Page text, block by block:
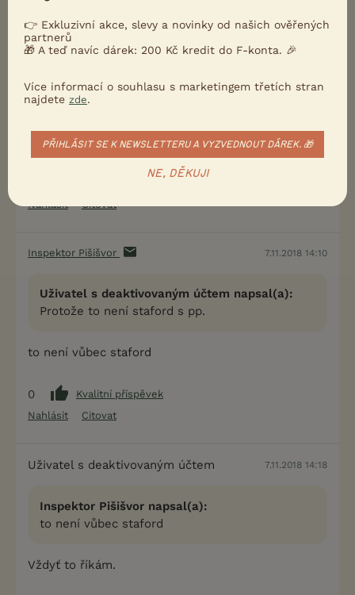
Uživatel s deaktivovaným účtem
polárka.15 napsal(a):
ani neprohlížela.
A to já dělám vždycky jako první
Nahlásit
Citovat
Inspektor Pišišvor 7.11.2018 14:10
Uživatel s deaktivovaným účtem napsal(a):
Protože to není staford s pp.
to není vůbec staford
0
Kvalitní příspěvek
Nahlásit
Citovat
Uživatel s deaktivovaným účtem 7.11.2018 14:18
Inspektor Pišišvor napsal(a):
to není vůbec staford
Vždyť to říkám.
👉 Exkluzivní akce, slevy a novinky od našich ověřených
partnerů
🎁 A teď navíc dárek: 200 Kč kredit do F-konta. 🎉
Více informací o souhlasu s marketingem třetích stran
najdete zde.
PŘIHLÁSIT SE K NEWSLETTERU A VYZVEDNOUT DÁREK. 🎁
NE, DĚKUJI